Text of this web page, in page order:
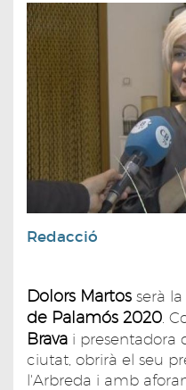
Redacció
Dolors Martos serà
de Palamós 2020 .
Brava i presentadora
ciutat, obrirà el seu
l'Arbreda i amb